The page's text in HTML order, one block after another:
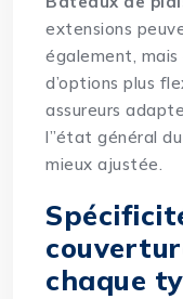
extensions
également, mais
d’options plus
assureurs
l’’état général
mieux ajustée.
chaque